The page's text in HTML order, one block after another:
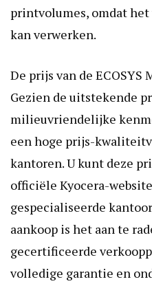
printvolumes, omdat
kan verwerken.
De prijs van de ECOSYS
Gezien de uitstekende
milieuvriendelijke
een hoge prijs-
kantoren. U kunt deze
officiële Kyocera-
gespecialiseerde
aankoop is het aan te
gecertificeerde
volledige garantie en